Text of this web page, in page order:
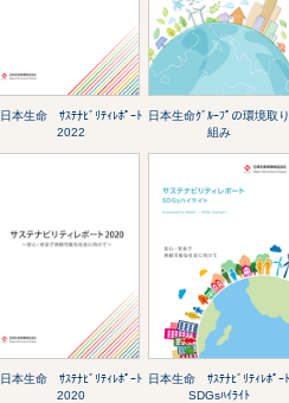
日本生命 ｻｽﾃﾅﾋﾞﾘﾃｨﾚﾎﾟｰﾄ
2022
日本生命ｸﾞﾙｰﾌﾟの環境取
組み
日本生命 ｻｽﾃﾅﾋﾞﾘﾃｨﾚﾎﾟｰﾄ
2020
日本生命 ｻｽﾃﾅﾋﾞﾘﾃｨﾚﾎﾟｰ
SDGsﾊｲﾗｲﾄ